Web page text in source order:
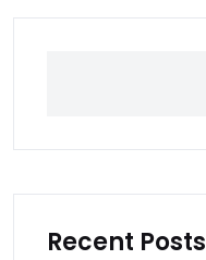
Recent Posts